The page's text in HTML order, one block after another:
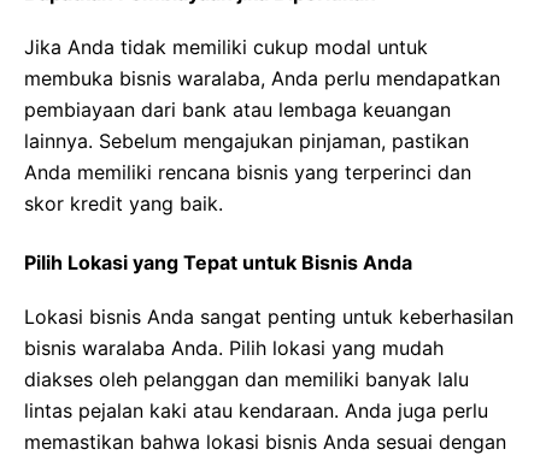
Jika Anda tidak memiliki cukup modal untuk
membuka bisnis waralaba, Anda perlu mendapatkan
pembiayaan dari bank atau lembaga keuangan
lainnya. Sebelum mengajukan pinjaman, pastikan
Anda memiliki rencana bisnis yang terperinci dan
skor kredit yang baik.
Pilih Lokasi yang Tepat untuk Bisnis Anda
Lokasi bisnis Anda sangat penting untuk keberhasilan
bisnis waralaba Anda. Pilih lokasi yang mudah
diakses oleh pelanggan dan memiliki banyak lalu
lintas pejalan kaki atau kendaraan. Anda juga perlu
memastikan bahwa lokasi bisnis Anda sesuai dengan